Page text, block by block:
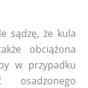
sądzę, że kula
obciążona
w przypadku